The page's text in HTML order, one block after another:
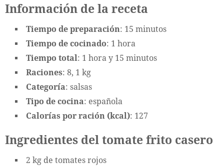
Información de la receta
Tiempo de preparación: 15 minutos
Tiempo de cocinado: 1 hora
Tiempo total: 1 hora y 15 minutos
Raciones: 8, 1 kg
Categoría: salsas
Tipo de cocina: española
Calorías por ración (kcal): 127
Ingredientes del tomate frito casero
2 kg de tomates rojos